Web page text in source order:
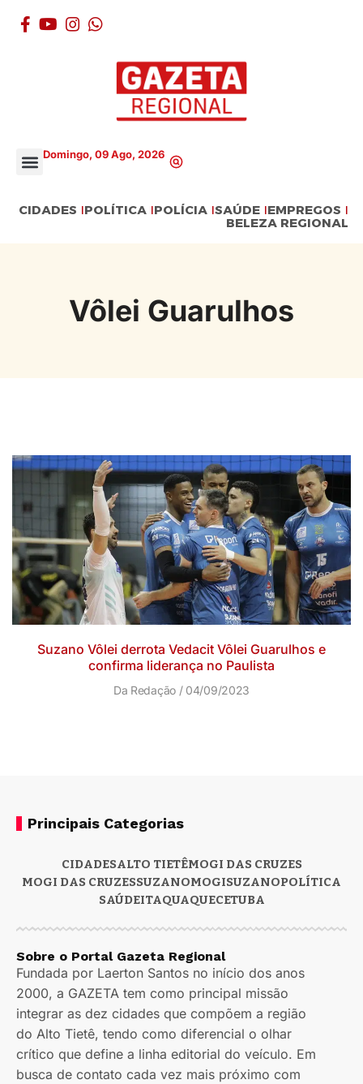
Domingo, 09 Ago, 2026
CIDADES POLÍTICA POLÍCIA SAÚDE EMPREGOS
BELEZA REGIONAL
Vôlei Guarulhos
Suzano Vôlei derrota Vedacit Vôlei Guarulhos e
confirma liderança no Paulista
Da Redação 04/09/2023
Principais Categorias
CIDADESALTO TIETÊMOGI DAS CRUZES
MOGI DAS CRUZESSUZANOMOGISUZANOPOLÍTICA
SAÚDEITAQUAQUECETUBA
Sobre o Portal Gazeta Regional
Fundada por Laerton Santos no início dos anos
2000, a GAZETA tem como principal missão
integrar as dez cidades que compõem a região
do Alto Tietê, tendo como diferencial o olhar
crítico que define a linha editorial do veículo. Em
busca de contato cada vez mais próximo com